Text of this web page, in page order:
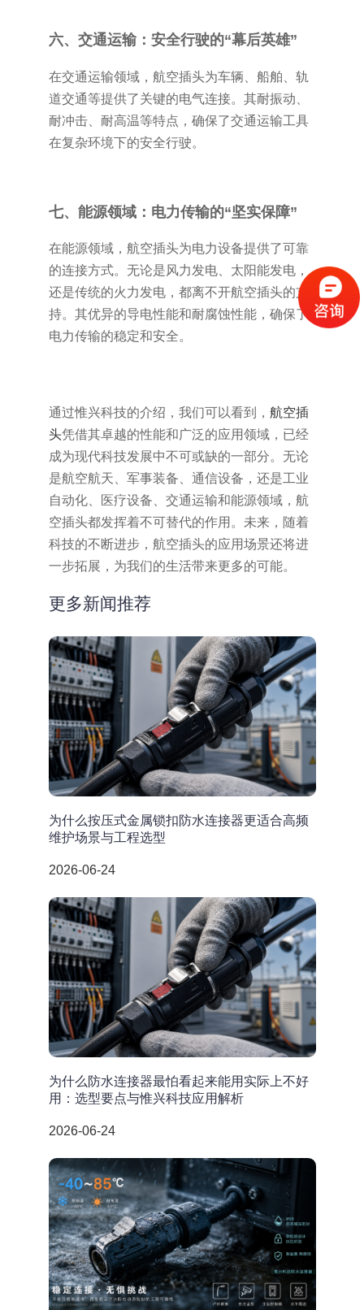
六、交通运输：安全行驶的“幕后英雄”
在交通运输领域，航空插头为车辆、船舶、轨
道交通等提供了关键的电气连接。其耐振动、
耐冲击、耐高温等特点，确保了交通运输工具
在复杂环境下的安全行驶。
七、能源领域：电力传输的“坚实保障”
在能源领域，航空插头为电力设备提供了可靠
的连接方式。无论是风力发电、太阳能发电，
还是传统的火力发电，都离不开航空插头的支
持。其优异的导电性能和耐腐蚀性能，确保了
电力传输的稳定和安全。
通过惟兴科技的介绍，我们可以看到， 航空插
头凭借其卓越的性能和广泛的应用领域，已经
成为现代科技发展中不可或缺的一部分。无论
是航空航天、军事装备、通信设备，还是工业
自动化、医疗设备、交通运输和能源领域，航
空插头都发挥着不可替代的作用。未来，随着
科技的不断进步，航空插头的应用场景还将进
一步拓展，为我们的生活带来更多的可能。
更多新闻推荐
为什么按压式金属锁扣防水连接器更适合高频
维护场景与工程选型
2026-06-24
为什么防水连接器最怕看起来能用实际上不好
用：选型要点与惟兴科技应用解析
2026-06-24